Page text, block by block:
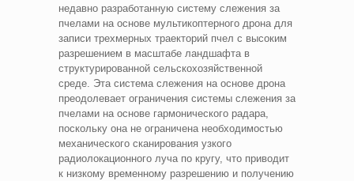
недавно разработанную систему слежения за
пчелами на основе мультикоптерного дрона для
записи трехмерных траекторий пчел с высоким
разрешением в масштабе ландшафта в
структурированной сельскохозяйственной
среде. Эта система слежения на основе дрона
преодолевает ограничения системы слежения за
пчелами на основе гармонического радара,
поскольку она не ограничена необходимостью
механического сканирования узкого
радиолокационного луча по кругу, что приводит
к низкому временному разрешению и получению